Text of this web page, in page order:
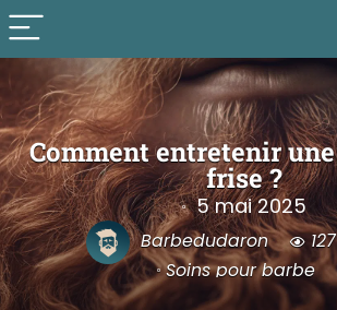
Comment entretenir
frise ?
5 mai 2025
Barbedudaron 127
Soins pour barbe